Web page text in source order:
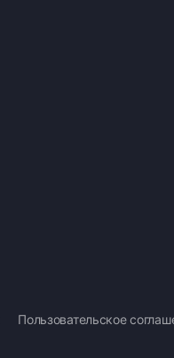
Пользовательское